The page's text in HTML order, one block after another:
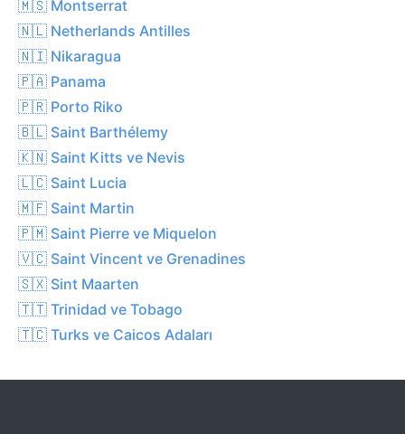
🇲🇸 Montserrat
🇳🇱 Netherlands Antilles
🇳🇮 Nikaragua
🇵🇦 Panama
🇵🇷 Porto Riko
🇧🇱 Saint Barthélemy
🇰🇳 Saint Kitts ve Nevis
🇱🇨 Saint Lucia
🇲🇫 Saint Martin
🇵🇲 Saint Pierre ve Miquelon
🇻🇨 Saint Vincent ve Grenadines
🇸🇽 Sint Maarten
🇹🇹 Trinidad ve Tobago
🇹🇨 Turks ve Caicos Adaları